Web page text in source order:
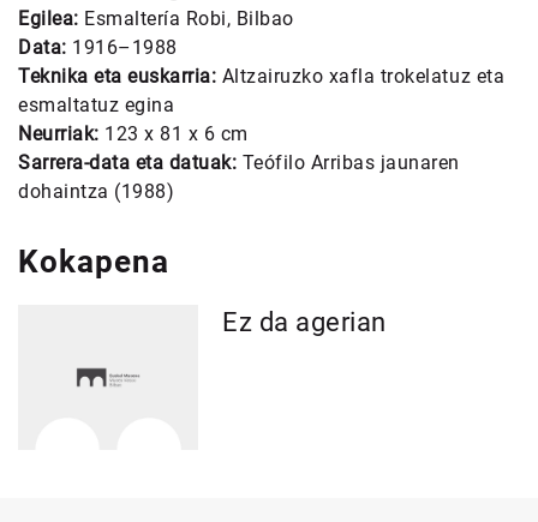
Egilea: Esmaltería Robi, Bilbao
Data: 1916–1988
Teknika eta euskarria: Altzairuzko xafla trokelatuz eta
esmaltatuz egina
Neurriak: 123 x 81 x 6 cm
Sarrera-data eta datuak: Teófilo Arribas jaunaren
dohaintza (1988)
Kokapena
Ez da agerian